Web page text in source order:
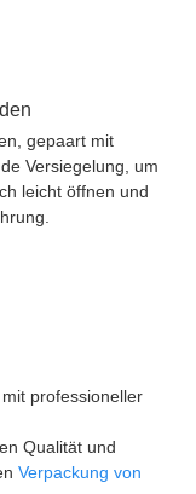
gepaart mit
Versiegelung, um
leicht öffnen und
professioneller
Qualität und
Verpackung von